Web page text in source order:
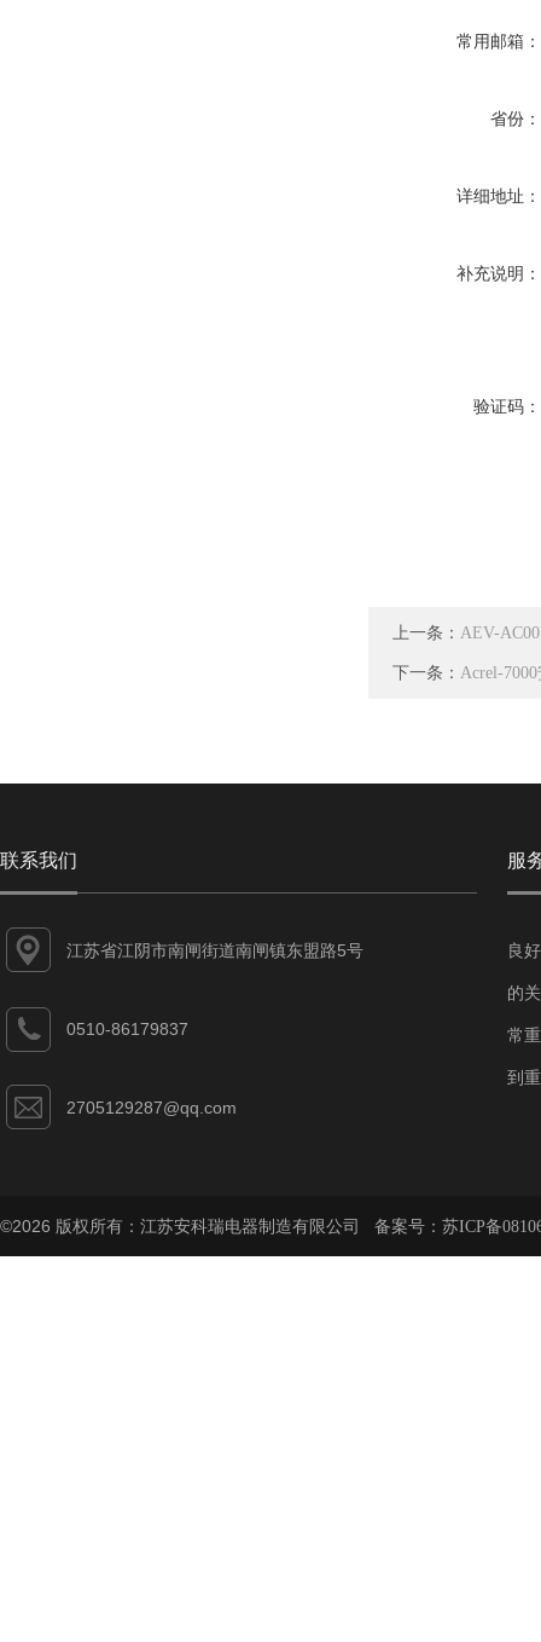
常用邮箱：
省份：
详细地址：
补充说明：
验证码：
上一条： AEV-
下一条： Acrel-
联系我们
江苏省江阴市南闸街道南闸镇东盟路5号
0510-86179837
2705129287@qq.com
服
良
的
常
到
©2026 版权所有：江苏安科瑞电器制造有限公司 备案号： 苏ICP备